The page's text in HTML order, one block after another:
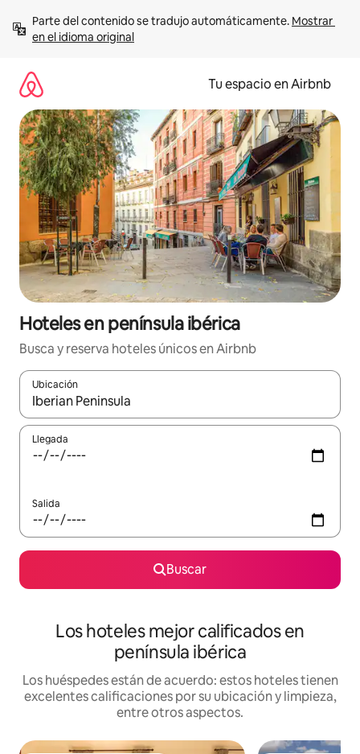
contenido
Parte del contenido se tradujo automáticamente. Mostrar
en el idioma original
Tu espacio en Airbnb
Hoteles en península ibérica
Busca y reserva hoteles únicos en Airbnb
Ubicación
Cuando los resultados estén disponibles, podrás navegar
Llegada
Salida
Buscar
Los hoteles mejor calificados en
península ibérica
Los huéspedes están de acuerdo: estos hoteles tienen
excelentes calificaciones por su ubicación y limpieza,
entre otros aspectos.